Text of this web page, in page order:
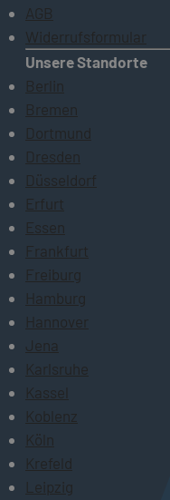
AGB
Widerrufsformular
Unsere Standorte
Berlin
Bremen
Dortmund
Dresden
Düsseldorf
Erfurt
Essen
Frankfurt
Freiburg
Hamburg
Hannover
Jena
Karlsruhe
Kassel
Koblenz
Köln
Krefeld
Leipzig